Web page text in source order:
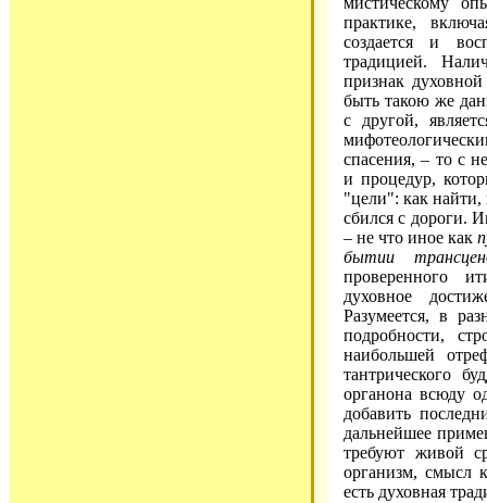
практике,
создается и
традицией.
признак
быть такою же
с другой,
спасения, – то с
и процедур,
"цели": как найти,
сбился с дороги.
– не что иное как
бытии
проверенного
духовное
Разумеется, в
подробности,
наибольшей
тантрического
органона всюду
добавить
дальнейшее
требуют живой
организм, смысл
есть духовная